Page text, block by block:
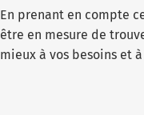
En prenant en compte
être en mesure de
mieux à vos besoins et